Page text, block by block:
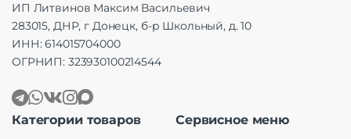
ИП Литвинов Максим Васильевич
283015, ДНР, г Донецк, б-р Школьный, д. 10
ИНН: 614015704000
ОГРНИП: 323930100214544
Категории товаров Сервисное меню